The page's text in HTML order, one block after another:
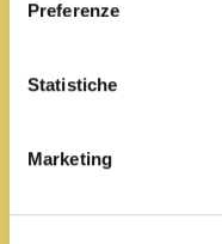
Preferenze
Statistiche
Marketing
sale q.b.
In una
olio e qualche